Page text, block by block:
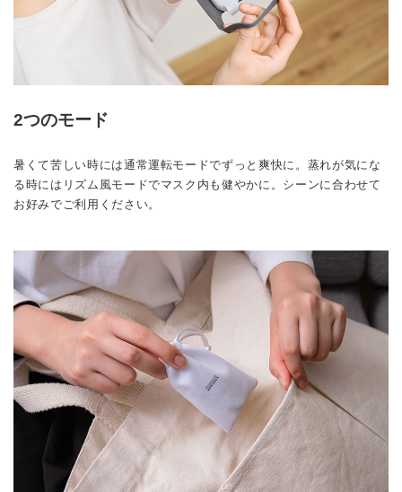
2つのモード
暑くて苦しい時には通常運転モードでずっと爽快に。蒸れが気にな
る時にはリズム風モードでマスク内も健やかに。シーンに合わせて
お好みでご利用ください。